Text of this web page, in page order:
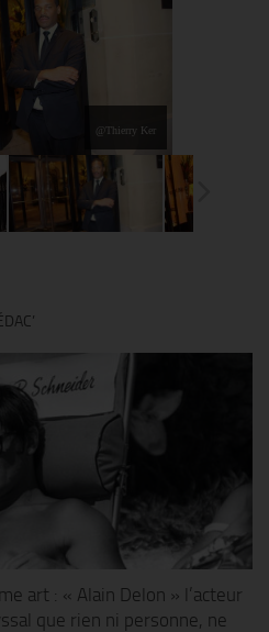
@Thierry Ker
art : « Alain Delon » l’acteur
que rien ni personne, ne